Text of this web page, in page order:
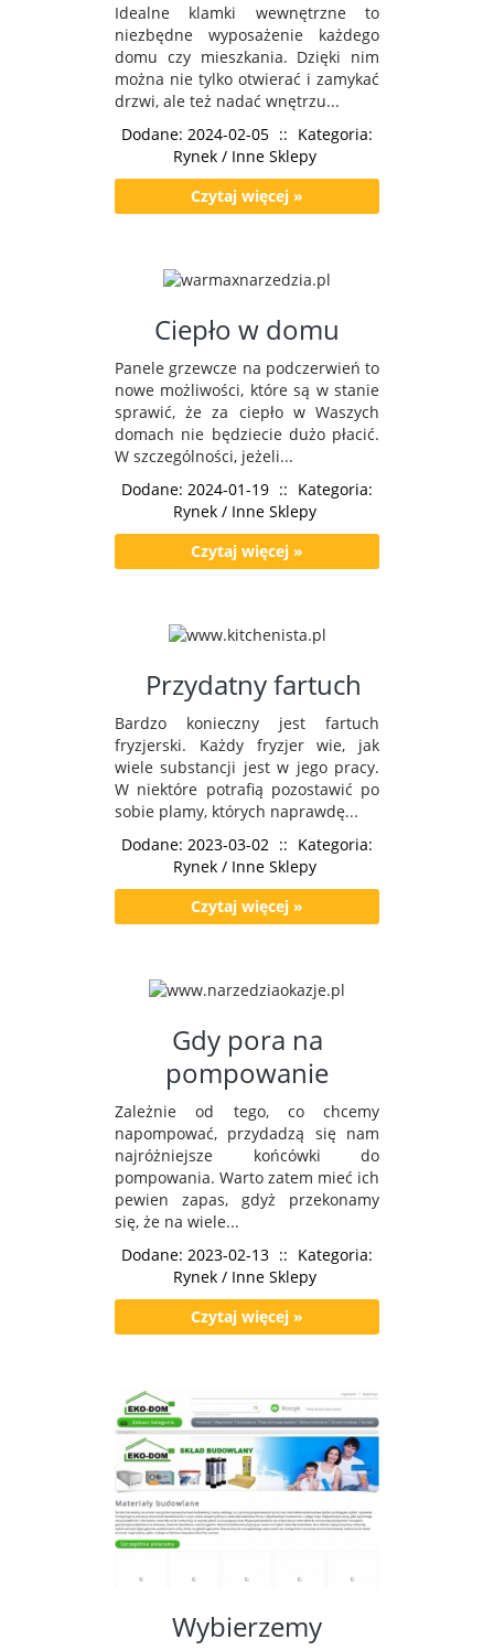
Idealne klamki wewnętrzne to
niezbędne wyposażenie każdego
domu czy mieszkania. Dzięki nim
można nie tylko otwierać i zamykać
drzwi, ale też nadać wnętrzu...
Dodane: 2024-02-05 :: Kategoria:
Rynek / Inne Sklepy
Czytaj więcej »
Ciepło w domu
Panele grzewcze na podczerwień to
nowe możliwości, które są w stanie
sprawić, że za ciepło w Waszych
domach nie będziecie dużo płacić.
W szczególności, jeżeli...
Dodane: 2024-01-19 :: Kategoria:
Rynek / Inne Sklepy
Czytaj więcej »
Przydatny fartuch
Bardzo konieczny jest fartuch
fryzjerski. Każdy fryzjer wie, jak
wiele substancji jest w jego pracy.
W niektóre potrafią pozostawić po
sobie plamy, których naprawdę...
Dodane: 2023-03-02 :: Kategoria:
Rynek / Inne Sklepy
Czytaj więcej »
Gdy pora na
pompowanie
Zależnie od tego, co chcemy
napompować, przydadzą się nam
najróżniejsze końcówki do
pompowania. Warto zatem mieć ich
pewien zapas, gdyż przekonamy
się, że na wiele...
Dodane: 2023-02-13 :: Kategoria:
Rynek / Inne Sklepy
Czytaj więcej »
Wybierzemy